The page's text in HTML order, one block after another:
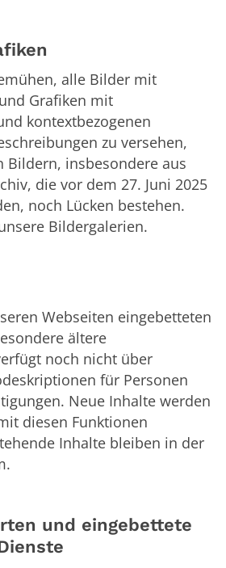
alle Bilder mit
Grafiken mit
kontextbezogenen
zu versehen,
Bildern, insbesondere aus
die vor dem 27. Juni 2025
noch Lücken bestehen.
Bildergalerien.
Webseiten eingebetteten
ältere
noch nicht über
für Personen
Neue Inhalte werden
diesen Funktionen
Inhalte bleiben in der
und eingebettete